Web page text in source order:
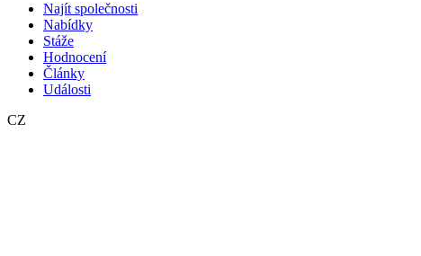
Najít společnosti
Nabídky
Stáže
Hodnocení
Články
Události
CZ